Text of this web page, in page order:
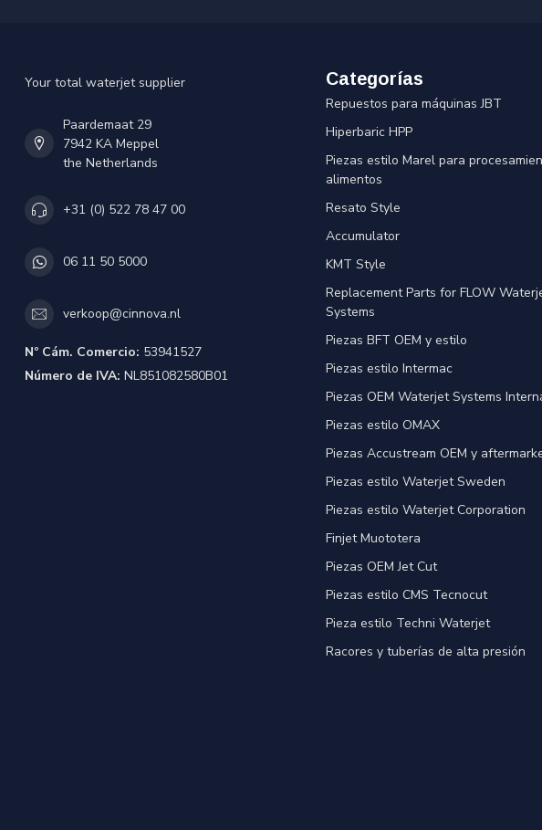
Your total waterjet supplier
Paardemaat 29
7942 KA Meppel
the Netherlands
+31 (0) 522 78 47 00
06 11 50 5000
verkoop@cinnova.nl
Nº Cám. Comercio: 53941527
Número de IVA: NL851082580B01
Categorías
Repuestos para máquinas JBT
Hiperbaric HPP
Piezas estilo Marel para
alimentos
Resato Style
Accumulator
KMT Style
Replacement Parts for FLOW
Systems
Piezas BFT OEM y estilo
Piezas estilo Intermac
Piezas OEM Waterjet Systems
Piezas estilo OMAX
Piezas Accustream OEM y
Piezas estilo Waterjet Sweden
Piezas estilo Waterjet Corporation
Finjet Muototera
Piezas OEM Jet Cut
Piezas estilo CMS Tecnocut
Pieza estilo Techni Waterjet
Racores y tuberías de alta presión